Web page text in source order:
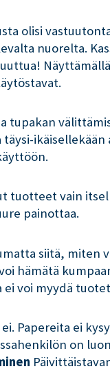
olisi
nuorelta.
tupakan
tuotteet vain
painottaa.
siitä, miten
hämätä
ei voi myydä
Papereita ei
on